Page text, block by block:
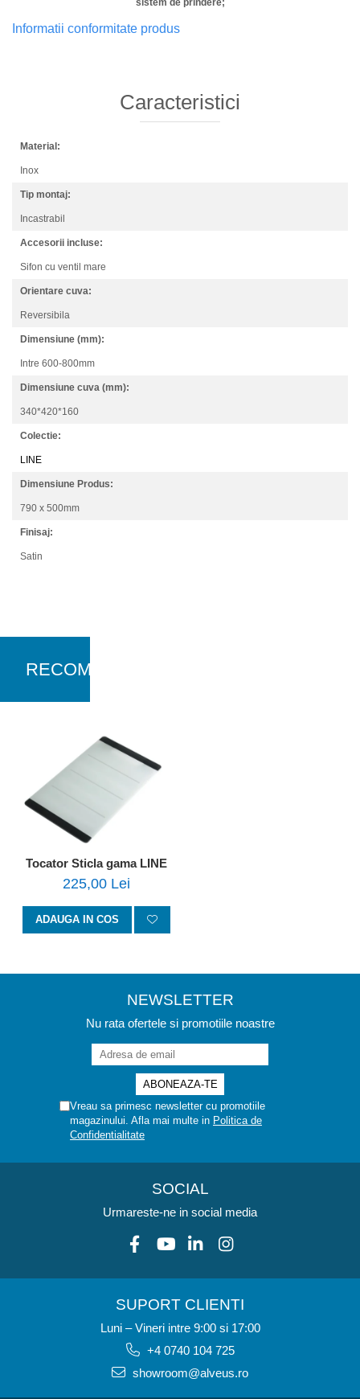
sistem de prindere;
Informatii conformitate produs
Caracteristici
Material:
Inox
Tip montaj:
Incastrabil
Accesorii incluse:
Sifon cu ventil mare
Orientare cuva:
Reversibila
Dimensiune (mm):
Intre 600-800mm
Dimensiune cuva (mm):
340*420*160
Colectie:
LINE
Dimensiune Produs:
790 x 500mm
Finisaj:
Satin
RECOMANDARI
Tocator Sticla gama LINE
225,00 Lei
ADAUGA IN COS
NEWSLETTER
Nu rata ofertele si promotiile noastre
Vreau sa primesc newsletter cu promotiile
magazinului. Afla mai multe in Politica de
Confidentialitate
SOCIAL
Urmareste-ne in social media
SUPORT CLIENTI
Luni – Vineri intre 9:00 si 17:00
+4 0740 104 725
showroom@alveus.ro